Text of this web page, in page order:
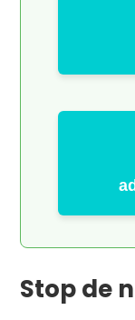
Stop de